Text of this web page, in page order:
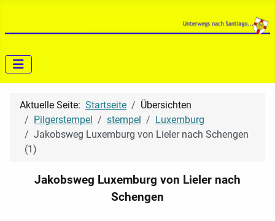
Aktuelle Seite: Startseite
Übersichten
Pilgerstempel
stempel
Luxemburg
Jakobsweg Luxemburg von Lieler nach Schengen
(1)
Jakobsweg Luxemburg von Lieler nach
Schengen